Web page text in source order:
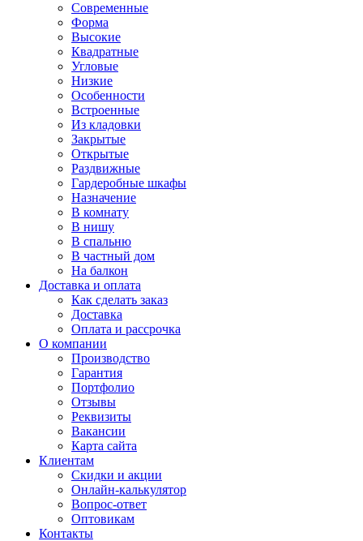
Современные
Форма
Высокие
Квадратные
Угловые
Низкие
Особенности
Встроенные
Из кладовки
Закрытые
Открытые
Раздвижные
Гардеробные шкафы
Назначение
В комнату
В нишу
В спальню
В частный дом
На балкон
Доставка и оплата
Как сделать заказ
Доставка
Оплата и рассрочка
О компании
Производство
Гарантия
Портфолио
Отзывы
Реквизиты
Вакансии
Карта сайта
Клиентам
Скидки и акции
Онлайн-калькулятор
Вопрос-ответ
Оптовикам
Контакты